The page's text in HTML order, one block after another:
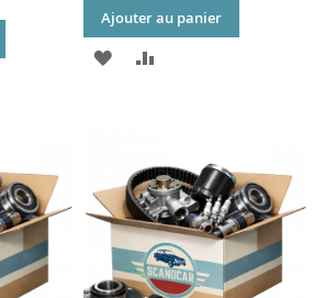
Ajouter au panier
AJOUTER
LISTE
D’ENVIE